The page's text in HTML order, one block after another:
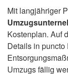
Mit langjähriger
Kostenplan. Auf
Details in
Umzugs fällig